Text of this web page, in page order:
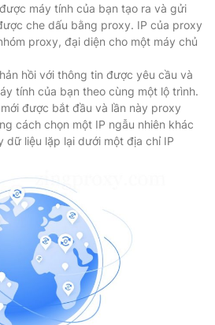
máy tính của bạn tạo ra và gửi
che dấu bằng proxy. IP của proxy
proxy, đại diện cho một máy chủ
hồi với thông tin được yêu cầu và
tính của bạn theo cùng một lộ trình.
được bắt đầu và lần này proxy
cách chọn một IP ngẫu nhiên khác
dữ liệu lặp lại dưới một địa chỉ IP